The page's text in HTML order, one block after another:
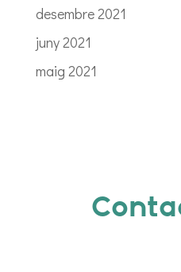
desembre 2021
juny 2021
maig 2021